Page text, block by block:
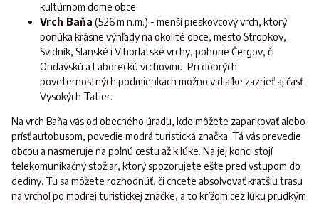
kultúrnom dome obce
Vrch Baňa (526 m n.m.) - menší pieskovcový vrch, ktorý
ponúka krásne výhľady na okolité obce, mesto Stropkov,
Svidník, Slanské i Vihorlatské vrchy, pohorie Čergov, či
Ondavskú a Laboreckú vrchovinu. Pri dobrých
poveternostných podmienkach možno v diaľke zazrieť aj časť
Vysokých Tatier.
Na vrch Baňa vás od obecného úradu, kde môžete zaparkovať alebo
prísť autobusom, povedie modrá turistická značka. Tá vás prevedie
obcou a nasmeruje na poľnú cestu až k lúke. Na jej konci stojí
telekomunikačný stožiar, ktorý spozorujete ešte pred vstupom do
dediny. Tu sa môžete rozhodnúť, či chcete absolvovať kratšiu trasu
na vrchol po modrej turistickej značke, a to krížom cez lúku prudkým